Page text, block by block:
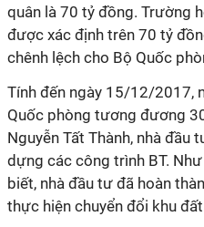
quân là 70 tỷ đồng. Trường
được xác định trên 70 tỷ
chênh lệch cho Bộ Quốc
Tính đến ngày 15/12/2017,
Quốc phòng tương đương
Nguyễn Tất Thành, nhà đầu
dựng các công trình BT.
biết, nhà đầu tư đã hoàn
thực hiện chuyển đổi khu đất